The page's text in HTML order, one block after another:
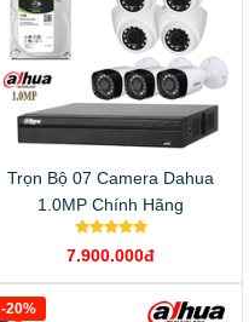
Trọn Bộ 07 Camera Dahua
1.0MP Chính Hãng
7.900.000đ
-20%